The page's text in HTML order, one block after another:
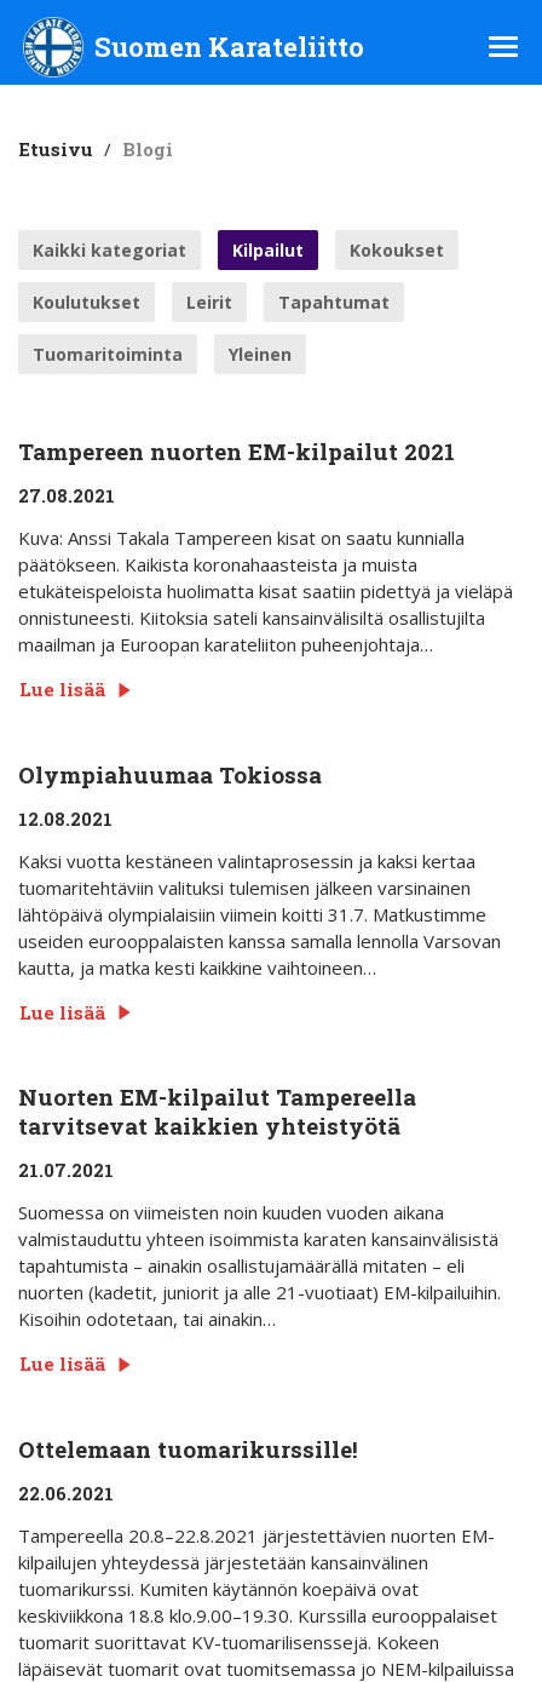
Suomen Karateliitto ry
Suomen Karateliitto
Etusivu / Blogi
Kaikki kategoriat Kilpailut Kokoukset
Koulutukset Leirit Tapahtumat
Tuomaritoiminta Yleinen
Tampereen nuorten EM-kilpailut 2021
27.08.2021
Kuva: Anssi Takala Tampereen kisat on saatu kunnialla
päätökseen. Kaikista koronahaasteista ja muista
etukäteispeloista huolimatta kisat saatiin pidettyä ja vieläpä
onnistuneesti. Kiitoksia sateli kansainvälisiltä osallistujilta
maailman ja Euroopan karateliiton puheenjohtaja…
Lue lisää
Olympiahuumaa Tokiossa
12.08.2021
Kaksi vuotta kestäneen valintaprosessin ja kaksi kertaa
tuomaritehtäviin valituksi tulemisen jälkeen varsinainen
lähtöpäivä olympialaisiin viimein koitti 31.7. Matkustimme
useiden eurooppalaisten kanssa samalla lennolla Varsovan
kautta, ja matka kesti kaikkine vaihtoineen…
Lue lisää
Nuorten EM-kilpailut Tampereella
tarvitsevat kaikkien yhteistyötä
21.07.2021
Suomessa on viimeisten noin kuuden vuoden aikana
valmistauduttu yhteen isoimmista karaten kansainvälisistä
tapahtumista – ainakin osallistujamäärällä mitaten – eli
nuorten (kadetit, juniorit ja alle 21-vuotiaat) EM-kilpailuihin.
Kisoihin odotetaan, tai ainakin…
Lue lisää
Ottelemaan tuomarikurssille!
22.06.2021
Tampereella 20.8–22.8.2021 järjestettävien nuorten EM-
kilpailujen yhteydessä järjestetään kansainvälinen
tuomarikurssi. Kumiten käytännön koepäivä ovat
keskiviikkona 18.8 klo.9.00–19.30. Kurssilla eurooppalaiset
tuomarit suorittavat KV-tuomarilisenssejä. Kokeen
läpäisevät tuomarit ovat tuomitsemassa jo NEM-kilpailuissa